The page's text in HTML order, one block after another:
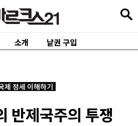
소개 낱권 구입
제 정세 이해하기
반제국주의 투쟁